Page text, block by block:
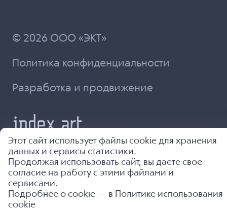
© 2026 ООО «ЭКТ»
Политика конфиденциальности
Разработка и продвижение
Этот сайт использует файлы cookie для хранения
данных и сервисы статистики.
Продолжая использовать сайт, вы даете свое
согласие на работу с этими файлами и
сервисами.
Подробнее о cookie — в
Политике использования
cookie